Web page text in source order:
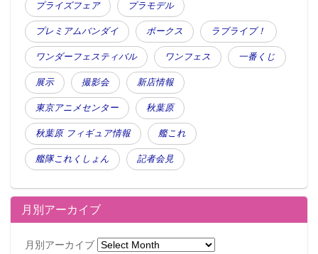
プライズフェア プラモデル
プレミアムバンダイ ボークス ラブライブ！
ワンダーフェスティバル ワンフェス 一番くじ
展示 撮影会 新店情報
東京アニメセンター 秋葉原
秋葉原 フィギュア情報 艦これ
艦隊これくしょん 記者会見
月別アーカイブ
月別アーカイブ